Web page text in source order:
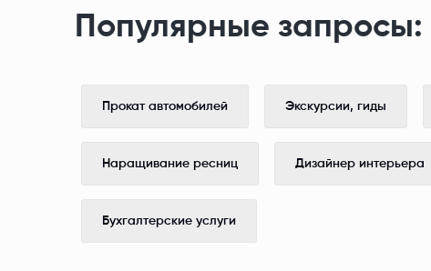
Популярные запросы:
Прокат автомобилей Экскурсии, гиды
Наращивание ресниц Дизайнер интерьера
Бухгалтерские услуги